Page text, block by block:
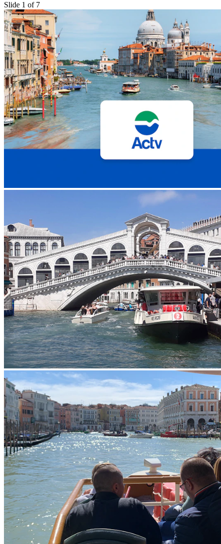
Slide 1 of 7